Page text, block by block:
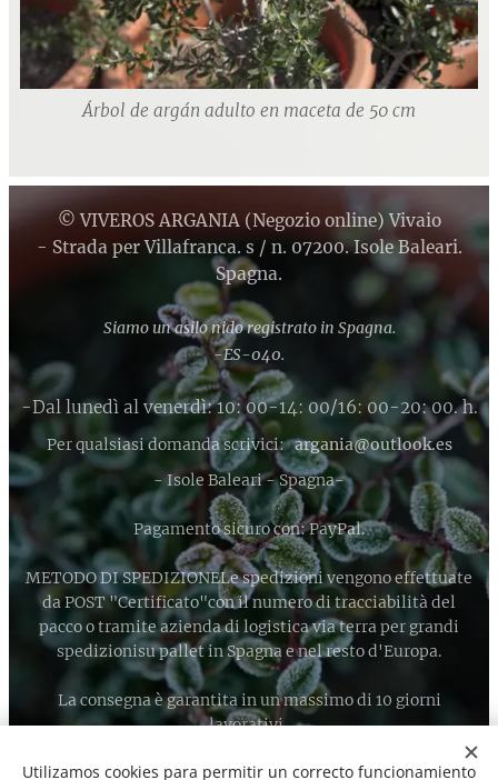
Árbol de argán adulto en maceta de 50 cm
© VIVEROS ARGANIA (Negozio online) Vivaio
- Strada per Villafranca. s / n. 07200. Isole Baleari.
Spagna.
Siamo un asilo nido registrato in Spagna.
-ES-040.
-Dal lunedì al venerdì: 10: 00-14: 00/16: 00-20: 00. h.
Per qualsiasi domanda scrivici:argania@outlook.es
- Isole Baleari - Spagna-
Pagamento sicuro con: PayPal.
METODO DI SPEDIZIONELe spedizioni vengono effettuate
da POST "Certificato"con il numero di tracciabilità del
pacco o tramite azienda di logistica via terra per grandi
spedizionisu pallet in Spagna e nel resto d'Europa.
La consegna è garantita in un massimo di 10 giorni
lavorativi.
Utilizamos cookies para permitir un correcto funcionamiento